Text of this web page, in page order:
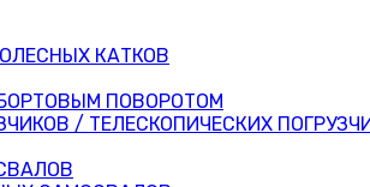
КАТКОВ
ПОВОРОТОМ
/ ТЕЛЕСКОПИЧЕСКИХ